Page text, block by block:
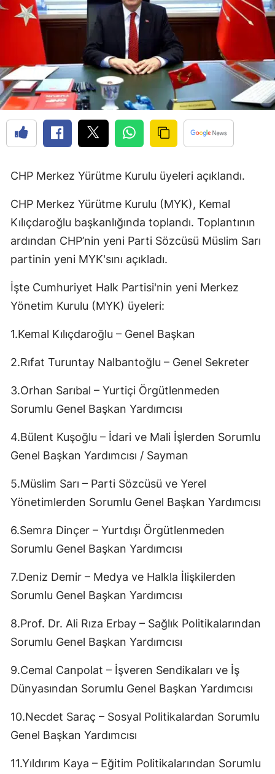
CHP Merkez Yürütme Kurulu üyeleri açıklandı.
CHP Merkez Yürütme Kurulu (MYK), Kemal
Kılıçdaroğlu başkanlığında toplandı. Toplantının
ardından CHP’nin yeni Parti Sözcüsü Müslim Sarı
partinin yeni MYK'sını açıkladı.
İşte Cumhuriyet Halk Partisi'nin yeni Merkez
Yönetim Kurulu (MYK) üyeleri:
1.Kemal Kılıçdaroğlu – Genel Başkan
2.Rıfat Turuntay Nalbantoğlu – Genel Sekreter
3.Orhan Sarıbal – Yurtiçi Örgütlenmeden
Sorumlu Genel Başkan Yardımcısı
4.Bülent Kuşoğlu – İdari ve Mali İşlerden Sorumlu
Genel Başkan Yardımcısı / Sayman
5.Müslim Sarı – Parti Sözcüsü ve Yerel
Yönetimlerden Sorumlu Genel Başkan Yardımcısı
6.Semra Dinçer – Yurtdışı Örgütlenmeden
Sorumlu Genel Başkan Yardımcısı
7.Deniz Demir – Medya ve Halkla İlişkilerden
Sorumlu Genel Başkan Yardımcısı
8.Prof. Dr. Ali Rıza Erbay – Sağlık Politikalarından
Sorumlu Genel Başkan Yardımcısı
9.Cemal Canpolat – İşveren Sendikaları ve İş
Dünyasından Sorumlu Genel Başkan Yardımcısı
10.Necdet Saraç – Sosyal Politikalardan Sorumlu
Genel Başkan Yardımcısı
11.Yıldırım Kaya – Eğitim Politikalarından Sorumlu